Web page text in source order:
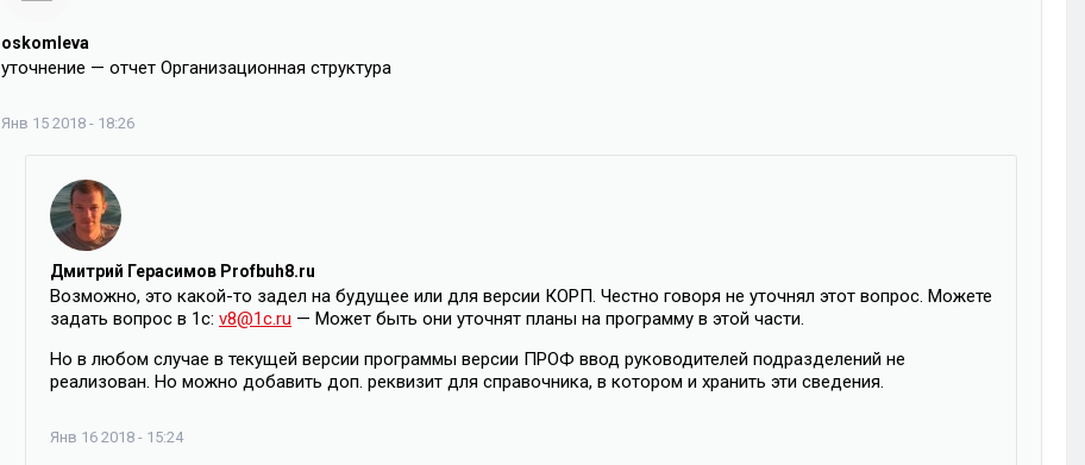
oskomleva
уточнение — отчет Организационная структура
Янв 15 2018 - 18:26
Дмитрий Герасимов Profbuh8.ru
Возможно, это какой-то задел на будущее или для версии КОРП. Честно говоря не уточнял этот вопрос. Можете
задать вопрос в 1с: v8@1c.ru — Может быть они уточнят планы на программу в этой части.
Но в любом случае в текущей версии программы версии ПРОФ ввод руководителей подразделений не
реализован. Но можно добавить доп. реквизит для справочника, в котором и хранить эти сведения.
Янв 16 2018 - 15:24